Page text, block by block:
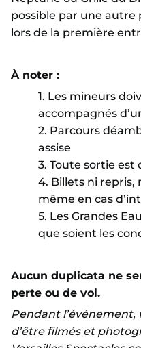
possible par une
lors de la première
À noter :
1. Les mineurs
accompagnés
2. Parcours
assise
3. Toute sortie est
4. Billets ni repris,
même en cas
5. Les Grandes
que soient les
Aucun duplicata ne
perte ou de vol.
Pendant l’événement,
d’être filmés et